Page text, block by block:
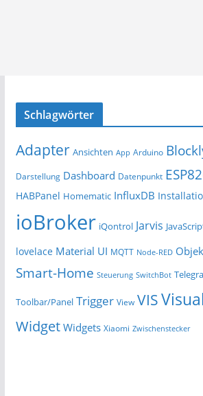
Schlagwörter
Adapter Ansichten App Arduino
Darstellung Dashboard Datenpunkt
HABPanel Homematic InfluxDB
ioBroker iQontrol Jarvis
lovelace Material UI MQTT Node-RED
Smart-Home Steuerung SwitchBot
Toolbar/Panel Trigger View VIS
Widget Widgets Xiaomi Zwischenstecker